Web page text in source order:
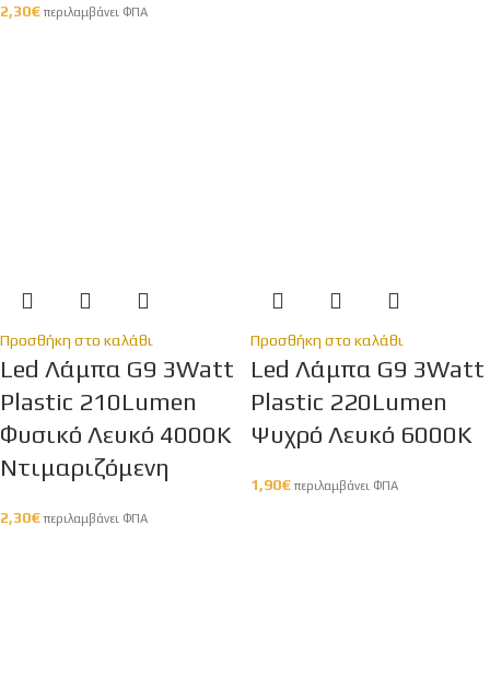
2,30€ περιλαμβάνει ΦΠΑ
Προσθήκη στο καλάθι
Led Λάμπα G9 3Watt
Plastic 210Lumen
Φυσικό Λευκό 4000Κ
Ντιμαριζόμενη
2,30€ περιλαμβάνει ΦΠΑ
Προσθήκη στο καλάθι
Led Λάμπα G9 3Watt
Plastic 220Lumen
Ψυχρό Λευκό 6000Κ
1,90€ περιλαμβάνει ΦΠΑ